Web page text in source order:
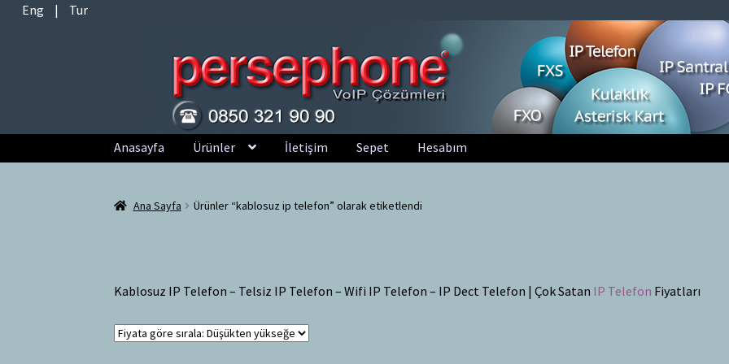
Eng | Tur
Dolaşıma
geç
İçeriğe
geç
Anasayfa Ürünler İletişim Sepet Hesabım
Ana Sayfa Ürünler “kablosuz ip telefon” olarak etiketlendi
Kablosuz IP Telefon – Telsiz IP Telefon – Wifi IP Telefon – IP Dect Telefon | Çok Satan IP Telefon Fiyatları